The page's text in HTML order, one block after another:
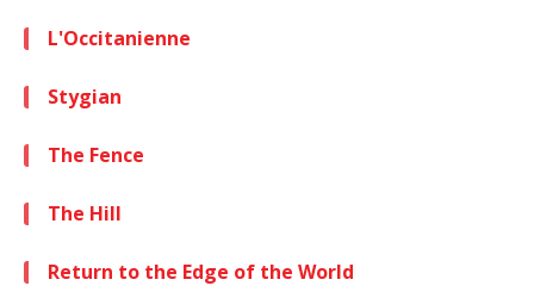
L'Occitanienne
Stygian
The Fence
The Hill
Return to the Edge of the World